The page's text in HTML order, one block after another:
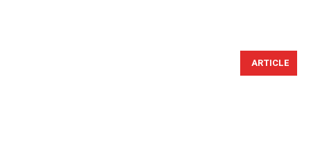
ARTICLE